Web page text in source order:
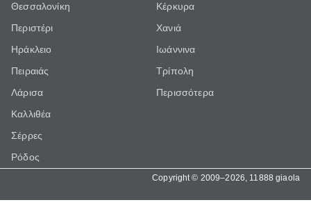
Θεσσαλονίκη
Περιστέρι
Ηράκλειο
Πειραιάς
Λάρισα
Καλλιθέα
Σέρρες
Ρόδος
Κέρκυρα
Χανιά
Ιωάννινα
Τρίπολη
Περισσότερα
Copyright © 2009–2026, 11888 giaola